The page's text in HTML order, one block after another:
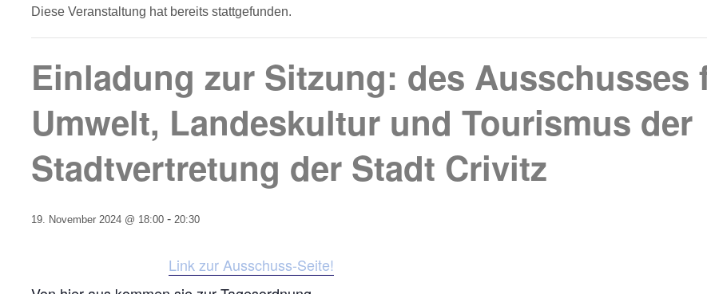
Diese Veranstaltung hat bereits stattgefunden.
Einladung zur Sitzung: des Ausschusses
Umwelt, Landeskultur und Tourismus der
Stadtvertretung der Stadt Crivitz
19. November 2024 @ 18:00- 20:30
Link zur Ausschuss-Seite!